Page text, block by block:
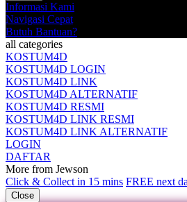
Informasi Kami
Navigasi Cepat
Butuh Bantuan?
all categories
KOSTUM4D
KOSTUM4D LOGIN
KOSTUM4D LINK
KOSTUM4D ALTERNATIF
KOSTUM4D RESMI
KOSTUM4D LINK RESMI
KOSTUM4D LINK ALTERNATIF
LOGIN
DAFTAR
More from Jewson
Click & Collect in 15 mins FREE next
Close